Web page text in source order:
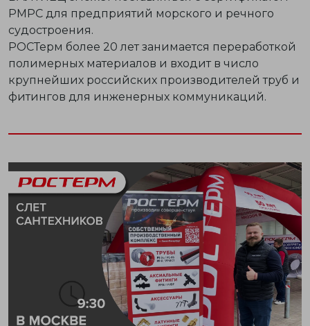
РМРС для предприятий морского и речного
судостроения.
РОСТерм более 20 лет занимается переработкой
полимерных материалов и входит в число
крупнейших российских производителей труб и
фитингов для инженерных коммуникаций.